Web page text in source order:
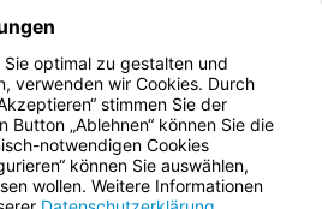
mündlichen Prüfung ist dem Prüfling
zu geben.